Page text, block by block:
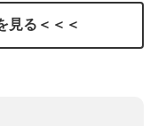
見る＜＜＜